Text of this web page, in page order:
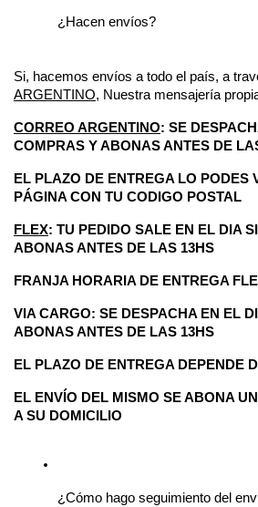
¿Hacen envíos?
Si, hacemos envíos a todo el país, a
ARGENTINO, Nuestra mensajería
CORREO ARGENTINO: SE
COMPRAS Y ABONAS ANTES DE
EL PLAZO DE ENTREGA LO PODES
PÁGINA CON TU CODIGO POSTAL
FLEX: TU PEDIDO SALE EN EL DIA
ABONAS ANTES DE LAS 13HS
FRANJA HORARIA DE ENTREGA
VIA CARGO: SE DESPACHA EN EL
ABONAS ANTES DE LAS 13HS
EL PLAZO DE ENTREGA DEPENDE
EL ENVÍO DEL MISMO SE ABONA
A SU DOMICILIO
¿Cómo hago seguimiento del